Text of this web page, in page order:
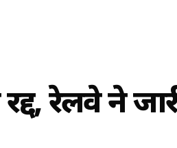
रेलवे ने